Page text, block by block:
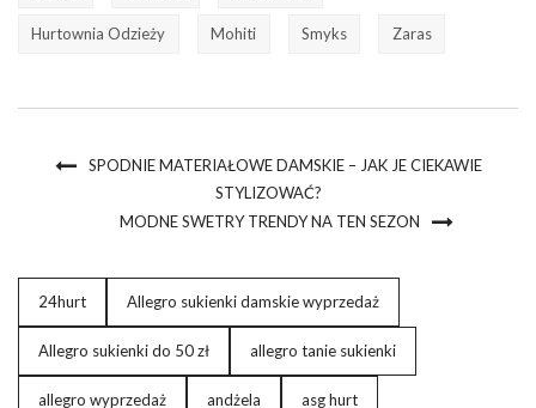
Hurtownia Odzieży Mohiti Smyks Zaras
SPODNIE MATERIAŁOWE DAMSKIE – JAK JE CIEKAWIE
STYLIZOWAĆ?
MODNE SWETRY TRENDY NA TEN SEZON
24hurt Allegro sukienki damskie wyprzedaż
Allegro sukienki do 50 zł allegro tanie sukienki
allegro wyprzedaż andżela asg hurt